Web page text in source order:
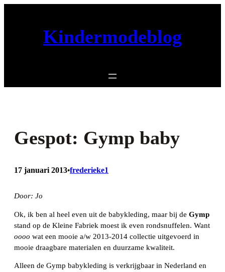
Kindermodeblog
Gespot: Gymp baby
17 januari 2013•frederieke1
Door: Jo
Ok, ik ben al heel even uit de babykleding, maar bij de Gymp
stand op de Kleine Fabriek moest ik even rondsnuffelen. Want
oooo wat een mooie a/w 2013-2014 collectie uitgevoerd in
mooie draagbare materialen en duurzame kwaliteit.
Alleen de Gymp babykleding is verkrijgbaar in Nederland en